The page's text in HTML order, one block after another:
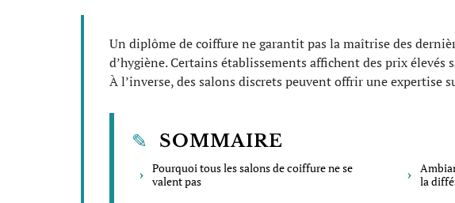
Un diplôme de coiffure ne garantit pas la maîtrise des
d’hygiène. Certains établissements affichent des prix élevés
À l’inverse, des salons discrets peuvent offrir une expertise
SOMMAIRE
Pourquoi tous les salons de coiffure ne se
valent pas
la